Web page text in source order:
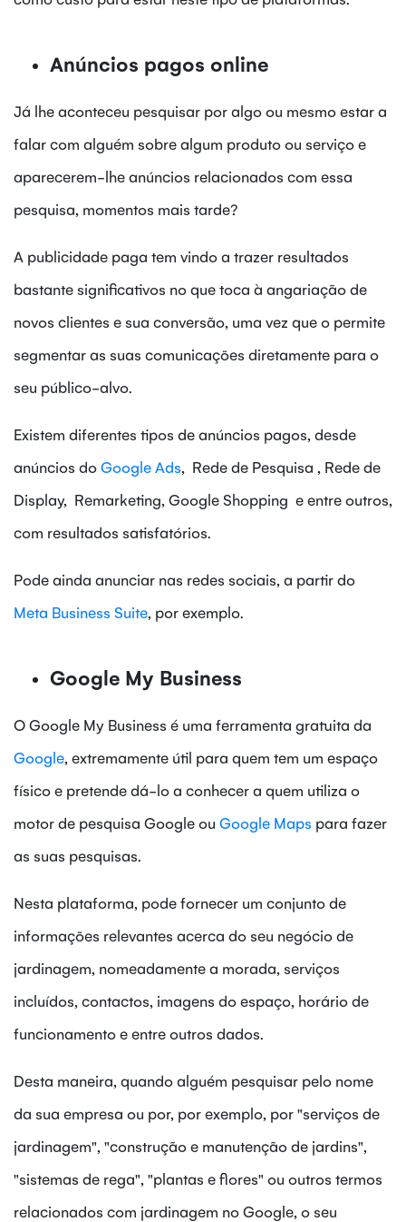
Anúncios pagos online
Já lhe aconteceu pesquisar por algo ou mesmo estar a
falar com alguém sobre algum produto ou serviço e
aparecerem-lhe anúncios relacionados com essa
pesquisa, momentos mais tarde?
A publicidade paga tem vindo a trazer resultados
bastante significativos no que toca à angariação de
novos clientes e sua conversão, uma vez que o permite
segmentar as suas comunicações diretamente para o
seu público-alvo.
Existem diferentes tipos de anúncios pagos, desde
anúncios doGoogle Ads, Rede de Pesquisa , Rede de
Display, Remarketing, Google Shopping e entre outros,
com resultados satisfatórios.
Pode ainda anunciar nas redes sociais, a partir do
Meta Business Suite, por exemplo.
Google My Business
O Google My Business é uma ferramenta gratuita da
Google, extremamente útil para quem tem um espaço
físico e pretende dá-lo a conhecer a quem utiliza o
motor de pesquisa Google ou Google Maps para fazer
as suas pesquisas.
Nesta plataforma, pode fornecer um conjunto de
informações relevantes acerca do seu negócio de
jardinagem, nomeadamente a morada, serviços
incluídos, contactos, imagens do espaço, horário de
funcionamento e entre outros dados.
Desta maneira, quando alguém pesquisar pelo nome
da sua empresa ou por, por exemplo, por "serviços de
jardinagem", "construção e manutenção de jardins",
"sistemas de rega", "plantas e flores" ou outros termos
relacionados com jardinagem no Google, o seu